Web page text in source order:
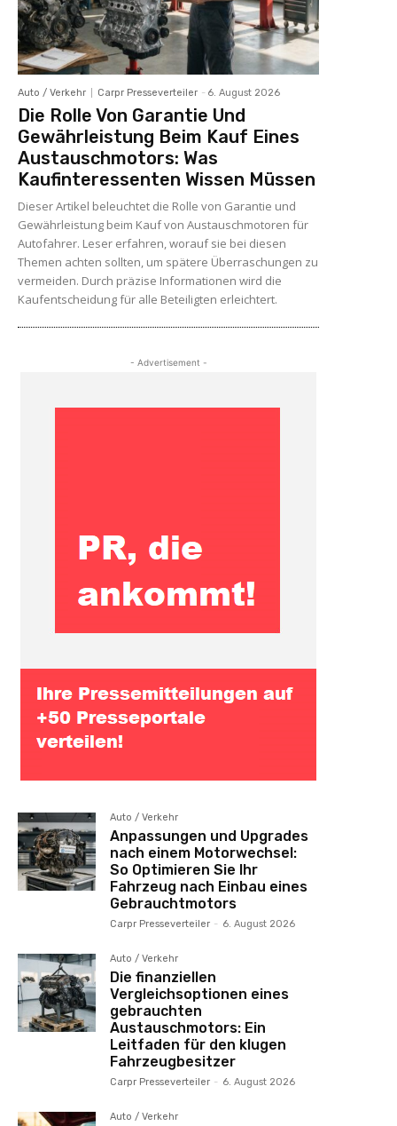
Auto / Verkehr Carpr Presseverteiler - 6. August 2026
Die Rolle Von Garantie Und
Gewährleistung Beim Kauf Eines
Austauschmotors: Was
Kaufinteressenten Wissen Müssen
Dieser Artikel beleuchtet die Rolle von Garantie und
Gewährleistung beim Kauf von Austauschmotoren für
Autofahrer. Leser erfahren, worauf sie bei diesen
Themen achten sollten, um spätere Überraschungen zu
vermeiden. Durch präzise Informationen wird die
Kaufentscheidung für alle Beteiligten erleichtert.
- Advertisement -
Auto / Verkehr
Anpassungen und Upgrades
nach einem Motorwechsel:
So Optimieren Sie Ihr
Fahrzeug nach Einbau eines
Gebrauchtmotors
Carpr Presseverteiler - 6. August 2026
Auto / Verkehr
Die finanziellen
Vergleichsoptionen eines
gebrauchten
Austauschmotors: Ein
Leitfaden für den klugen
Fahrzeugbesitzer
Carpr Presseverteiler - 6. August 2026
Auto / Verkehr